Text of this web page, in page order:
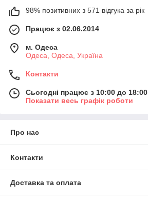
98% позитивних з 571 відгука за рік
Працює з 02.06.2014
м. Одеса
Одеса, Одеса, Україна
Контакти
Сьогодні працює з 10:00 до 18:00
Показати весь графік роботи
Про нас
Контакти
Доставка та оплата